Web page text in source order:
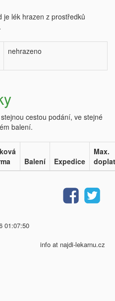
je lék hrazen z prostředků
nehrazeno
cestou podání, ve stejné
balení.
Balení Expedice
Max.
01:07:50
info at najdi-lekarnu.cz